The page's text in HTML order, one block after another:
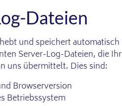
Dateien
und speichert automatisch
Server-Log-Dateien, die Ihr
uns übermittelt. Dies sind:
Browserversion
Betriebssystem